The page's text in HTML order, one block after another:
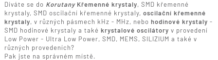
Díváte se do Korutany Křemenné krystaly, SMD křemenné
krystaly, SMD oscilační křemenné krystaly, oscilační křemenné
krystaly, v různých pásmech kHz - MHz, nebo hodinové krystaly -
SMD hodinové krystaly a také krystalové oscilátory v provedení
Low Power - Ultra Low Power, SMD, MEMS, SILIZIUM a také v
různých provedeních?
Pak jste na správném místě.